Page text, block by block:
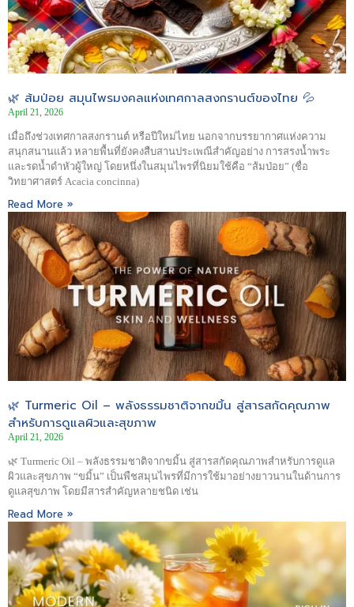
🌿 ส้มป่อย สมุนไพรมงคลแห่งเทศกาลสงกรานต์ของไทย 💦
April 21, 2026
เมื่อถึงช่วงเทศกาลสงกรานต์ หรือปีใหม่ไทย นอกจากบรรยากาศแห่งความ
สนุกสนานแล้ว หลายพื้นที่ยังคงสืบสานประเพณีสำคัญอย่าง การสรงน้ำพระ
และรดน้ำดำหัวผู้ใหญ่ โดยหนึ่งในสมุนไพรที่นิยมใช้คือ “ส้มป่อย” (ชื่อ
วิทยาศาสตร์ Acacia concinna)
Read More »
🌿 Turmeric Oil – พลังธรรมชาติจากขมิ้น สู่สารสกัดคุณภาพ
สำหรับการดูแลผิวและสุขภาพ
April 21, 2026
🌿 Turmeric Oil – พลังธรรมชาติจากขมิ้น สู่สารสกัดคุณภาพสำหรับการดูแล
ผิวและสุขภาพ “ขมิ้น” เป็นพืชสมุนไพรที่มีการใช้มาอย่างยาวนานในด้านการ
ดูแลสุขภาพ โดยมีสารสำคัญหลายชนิด เช่น
Read More »